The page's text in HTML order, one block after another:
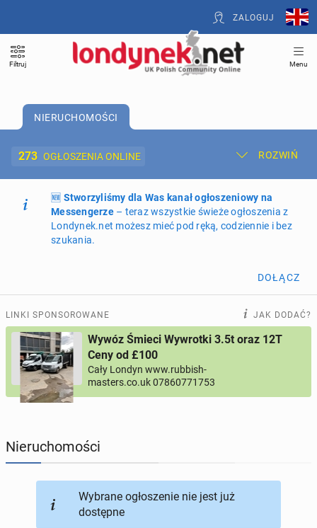
ZALOGUJ
Filtruj Menu
NIERUCHOMOŚCI
273 OGŁOSZENIA ONLINE ROZWIŃ
Dodaj ogłoszenie Moje ogłoszenia
Oferta i cennik ogłoszeń
ogłoszenia online
PROFILE KANDYDATÓW 303 profile online
USŁUGI 166
KUPIĘ & SPRZEDAM
TOWARZYSKIE 116ogłoszeń online
🆕 Stworzyliśmy dla Was kanał ogłoszeniowy na
Messengerze– teraz wszystkie świeże ogłoszenia z
Londynek.net możesz mieć pod ręką, codziennie i bez
szukania.
DOŁĄCZ
LINKI SPONSOROWANE JAK DODAĆ?
Wywóz Śmieci Wywrotki 3.5t oraz 12T
Ceny od £100
Cały Londyn www.rubbish-
masters.co.uk 07860771753
Nieruchomości
Wybrane ogłoszenie nie jest już
dostępne